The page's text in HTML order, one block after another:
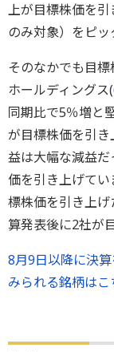
上が目標株価を
のみ対象）をピッ
そのなかでも目
ホールディングス(
同期比で5％増と
が目標株価を引
益は大幅な減益
価を引き上げて
標株価を引き上
算発表後に2社が
8月9日以降に決
みられる銘柄はこ